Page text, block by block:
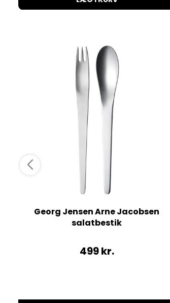
Georg Jensen Arne Jacobsen
salatbestik
499kr.